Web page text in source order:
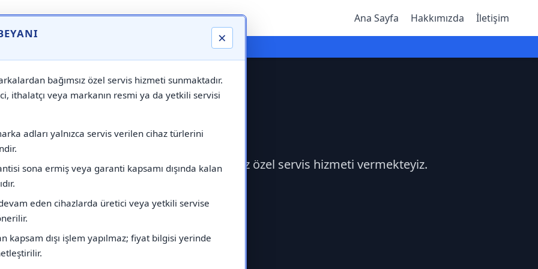
×
bağımsız özel servis hizmeti sunmaktadır.
ithalatçı veya markanın resmi ya da yetkili servisi
adları yalnızca servis verilen cihaz türlerini
sona ermiş veya garanti kapsamı dışında kalan
eden cihazlarda üretici veya yetkili servise
kapsam dışı işlem yapılmaz; fiyat bilgisi yerinde
Ana Sayfa Hakkımızda İletişim
⚠️ Markadan Bağımsız "Özel Servis" Hizmeti
Servisi çağırabilirsiniz.Markadan bağımsız özel servis hizmeti vermekteyiz.